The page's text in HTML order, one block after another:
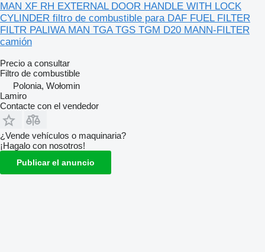
MAN XF RH EXTERNAL DOOR HANDLE WITH LOCK
CYLINDER filtro de combustible para DAF FUEL FILTER
FILTR PALIWA MAN TGA TGS TGM D20 MANN-FILTER
camión
Precio a consultar
Filtro de combustible
Polonia, Wołomin
Lamiro
Contacte con el vendedor
¿Vende vehículos o maquinaria?
¡Hagalo con nosotros!
Publicar el anuncio